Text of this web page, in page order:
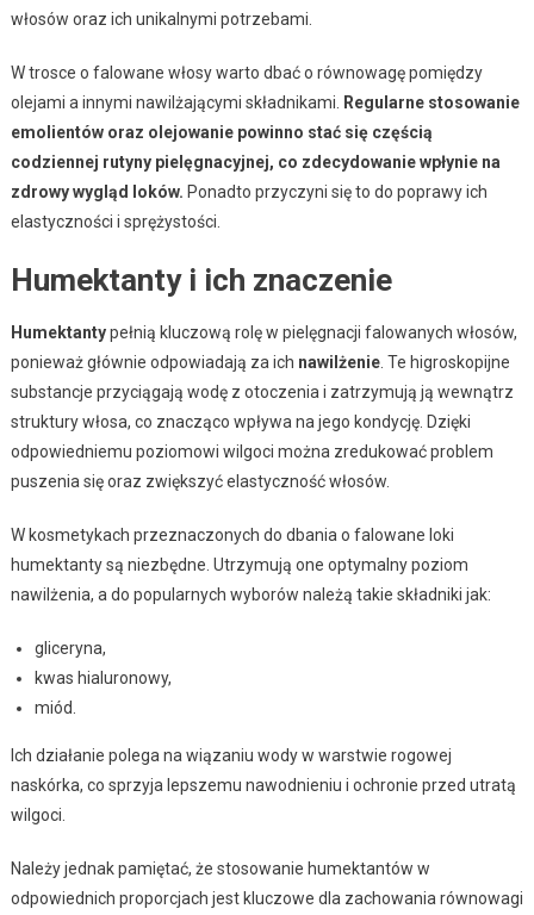
włosów oraz ich unikalnymi potrzebami.
W trosce o falowane włosy warto dbać o równowagę pomiędzy
olejami a innymi nawilżającymi składnikami.
Regularne stosowanie
emolientów oraz olejowanie powinno stać się częścią
codziennej rutyny pielęgnacyjnej, co zdecydowanie wpłynie na
zdrowy wygląd loków. Ponadto przyczyni się to do poprawy ich
elastyczności i sprężystości.
Humektanty i ich znaczenie
Humektantypełnią kluczową rolę w pielęgnacji falowanych włosów,
ponieważ głównie odpowiadają za ich nawilżenie. Te higroskopijne
substancje przyciągają wodę z otoczenia i zatrzymują ją wewnątrz
struktury włosa, co znacząco wpływa na jego kondycję. Dzięki
odpowiedniemu poziomowi wilgoci można zredukować problem
puszenia się oraz zwiększyć elastyczność włosów.
W kosmetykach przeznaczonych do dbania o falowane loki
humektanty są niezbędne. Utrzymują one optymalny poziom
nawilżenia, a do popularnych wyborów należą takie składniki jak:
gliceryna,
kwas hialuronowy,
miód.
Ich działanie polega na wiązaniu wody w warstwie rogowej
naskórka, co sprzyja lepszemu nawodnieniu i ochronie przed utratą
wilgoci.
Należy jednak pamiętać, że stosowanie humektantów w
odpowiednich proporcjach jest kluczowe dla zachowania równowagi